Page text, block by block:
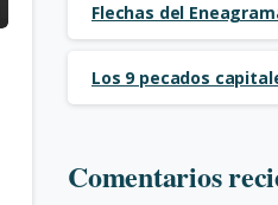
Flechas del
Los 9 pecados
Comentarios